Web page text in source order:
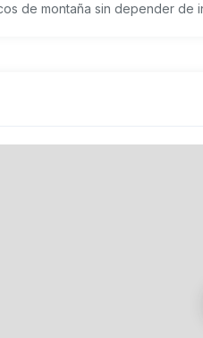
de montaña sin depender de